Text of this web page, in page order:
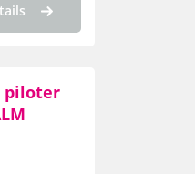
piloter